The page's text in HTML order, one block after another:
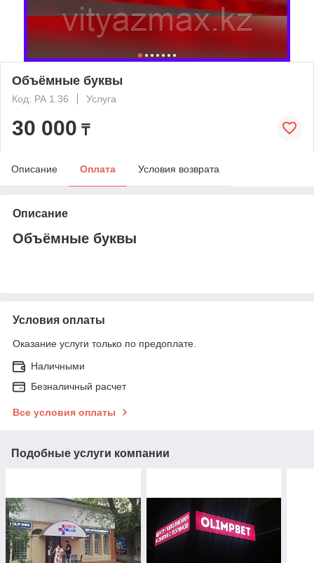
Объёмные буквы
Код: РА 1.36 Услуга
30 000 ₸
Описание Оплата Условия возврата
Описание
Объёмные буквы
Условия оплаты
Оказание услуги только по предоплате.
Наличными
Безналичный расчет
Все условия оплаты
Подобные услуги компании